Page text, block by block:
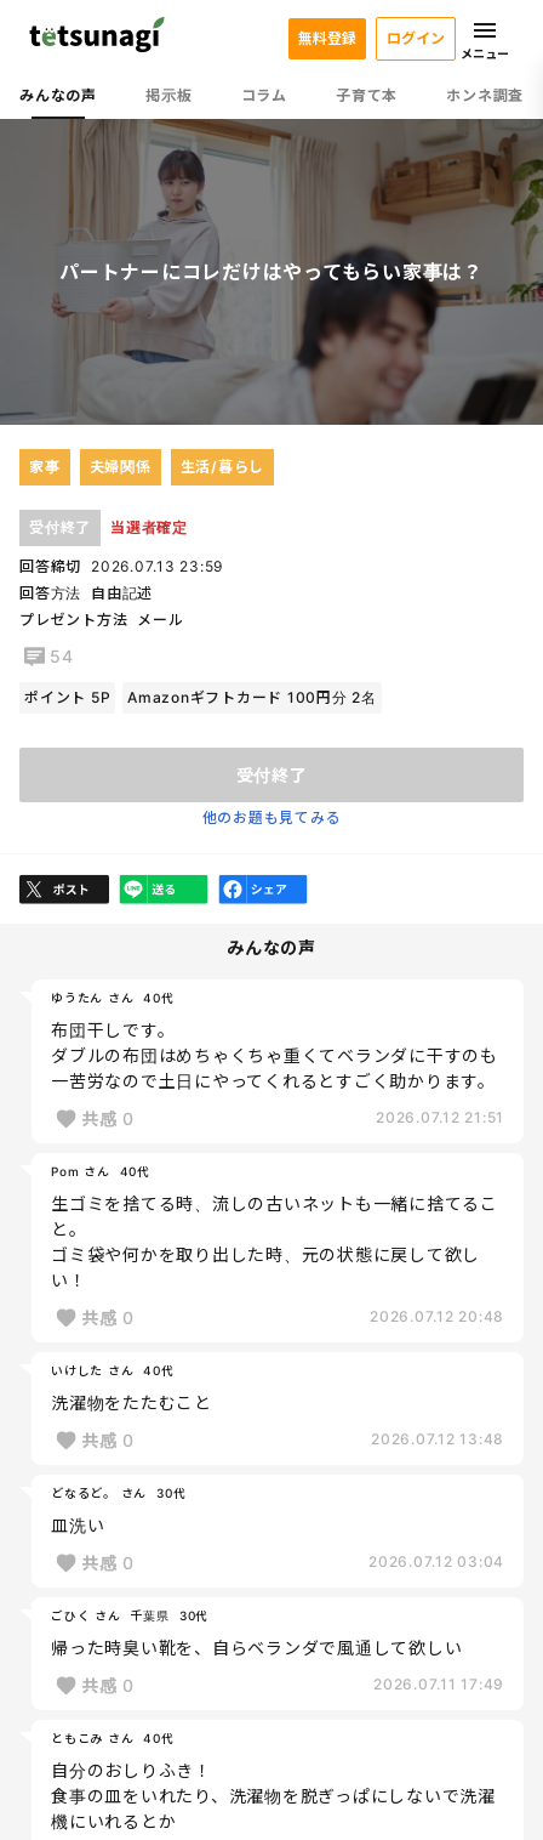
みんなの声 掲示板 コラム 子育て本 ホンネ調査
無料登録 ログイン
メニュー
パートナーにコレだけはやってもらい家事は？
家事 夫婦関係 生活/暮らし
受付終了 当選者確定
回答締切
2026.07.13 23:59
回答方法
自由記述
プレゼント方法
メール
54
ポイント 5P Amazonギフトカード 100円分 2名
受付終了
他のお題も見てみる
みんなの声
ゆうたん さん 40代
布団干しです。
ダブルの布団はめちゃくちゃ重くてベランダに干すのも
一苦労なので土日にやってくれるとすごく助かります。
共感 0 2026.07.12 21:51
Pom さん 40代
生ゴミを捨てる時、流しの古いネットも一緒に捨てるこ
と。
ゴミ袋や何かを取り出した時、元の状態に戻して欲し
い！
共感 0 2026.07.12 20:48
いけした さん 40代
洗濯物をたたむこと
共感 0 2026.07.12 13:48
どなるど。 さん 30代
皿洗い
共感 0 2026.07.12 03:04
ごひく さん 千葉県 30代
帰った時臭い靴を、自らベランダで風通して欲しい
共感 0 2026.07.11 17:49
ともこみ さん 40代
自分のおしりふき！
食事の皿をいれたり、洗濯物を脱ぎっぱにしないで洗濯
機にいれるとか